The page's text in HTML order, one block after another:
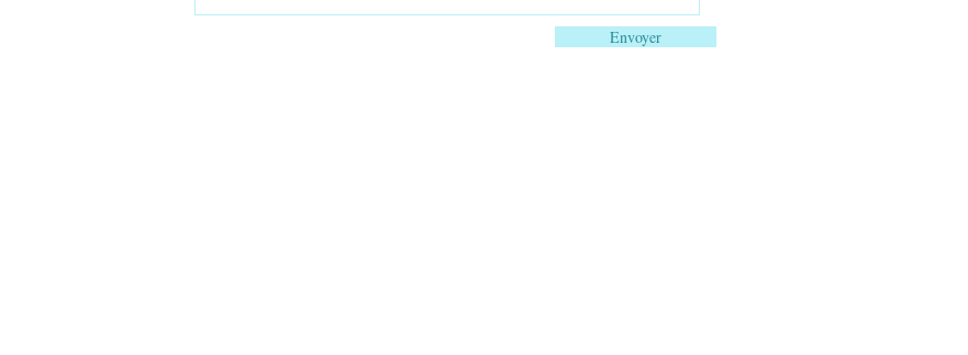
Envoyer